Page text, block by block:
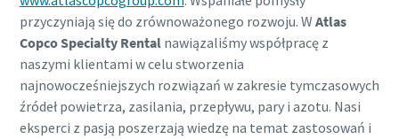
przyczyniają się do zrównoważonego rozwoju. W Atlas
Copco Specialty Rentalnawiązaliśmy współpracę z
naszymi klientami w celu stworzenia
najnowocześniejszych rozwiązań w zakresie tymczasowych
źródeł powietrza, zasilania, przepływu, pary i azotu. Nasi
eksperci z pasją poszerzają wiedzę na temat zastosowań i